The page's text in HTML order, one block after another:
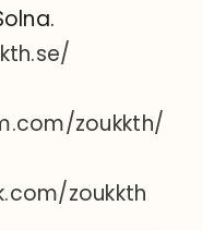
zoukkth/
zoukkth